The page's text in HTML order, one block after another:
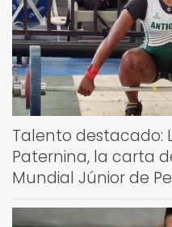
Talento destacado:
Paternina, la carta
Mundial Júnior de